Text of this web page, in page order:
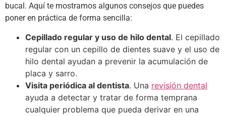
bucal. Aquí te mostramos algunos consejos que puedes
poner en práctica de forma sencilla:
Cepillado regular y uso de hilo dental. El cepillado
regular con un cepillo de dientes suave y el uso de
hilo dental ayudan a prevenir la acumulación de
placa y sarro.
Visita periódica al dentista. Una revisión dental
ayuda a detectar y tratar de forma temprana
cualquier problema que pueda derivar en una